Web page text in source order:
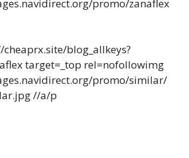
promo/zanaflex
blog_allkeys?
target=_top rel=nofollowimg
promo/similar/
//a/p